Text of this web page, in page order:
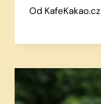
Od KafeKakao.cz